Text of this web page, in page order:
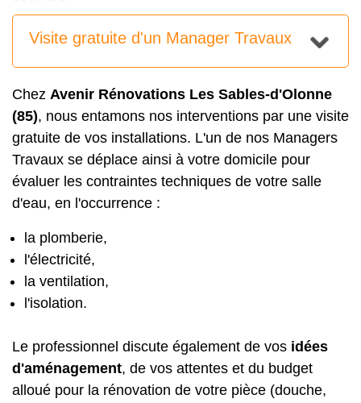
Visite gratuite d'un Manager Travaux
Chez Avenir Rénovations Les Sables-d'Olonne
(85), nous entamons nos interventions par une visite
gratuite de vos installations. L'un de nos Managers
Travaux se déplace ainsi à votre domicile pour
évaluer les contraintes techniques de votre salle
d'eau, en l'occurrence :
la plomberie,
l'électricité,
la ventilation,
l'isolation.
Le professionnel discute également de vos idées
d'aménagement, de vos attentes et du budget
alloué pour la rénovation de votre pièce (douche,